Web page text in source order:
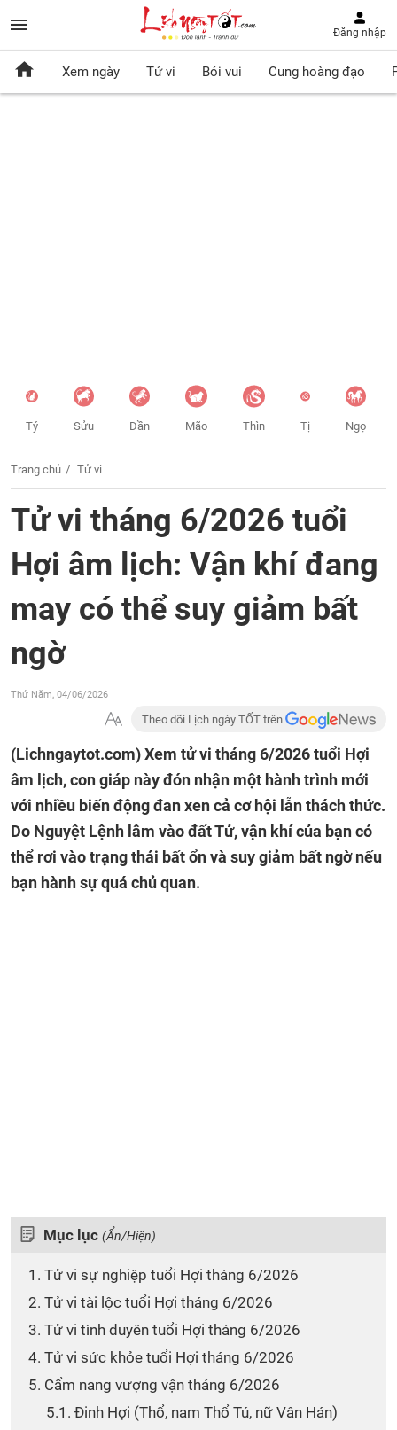
Đăng nhập
Xem ngày Tử vi Bói vui Cung hoàng đạo
Tý Sửu Dần Mão Thìn Tị Ngọ
Trang chủ Tử vi
Tử vi tháng 6/2026 tuổi
Hợi âm lịch: Vận khí đang
may có thể suy giảm bất
ngờ
Thứ Năm, 04/06/2026
Theo dõi Lịch ngày TỐT trên
(Lichngaytot.com)Xem tử vi tháng 6/2026 tuổi Hợi
âm lịch, con giáp này đón nhận một hành trình mới
với nhiều biến động đan xen cả cơ hội lẫn thách thức.
Do Nguyệt Lệnh lâm vào đất Tử, vận khí của bạn có
thể rơi vào trạng thái bất ổn và suy giảm bất ngờ nếu
bạn hành sự quá chủ quan.
Mục lục (Ẩn/Hiện)
1. Tử vi sự nghiệp tuổi Hợi tháng 6/2026
2. Tử vi tài lộc tuổi Hợi tháng 6/2026
3. Tử vi tình duyên tuổi Hợi tháng 6/2026
4. Tử vi sức khỏe tuổi Hợi tháng 6/2026
5. Cẩm nang vượng vận tháng 6/2026
5.1. Đinh Hợi (Thổ, nam Thổ Tú, nữ Vân Hán)